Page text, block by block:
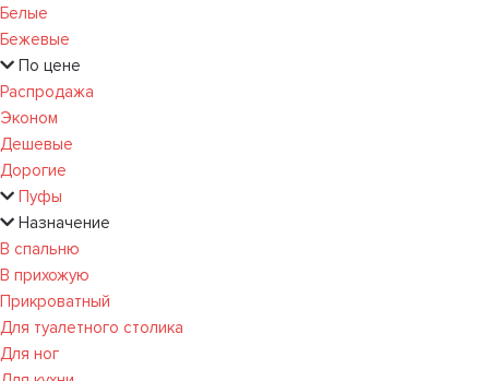
Белые
Бежевые
По цене
Распродажа
Эконом
Дешевые
Дорогие
Пуфы
Назначение
В спальню
В прихожую
Прикроватный
Для туалетного столика
Для ног